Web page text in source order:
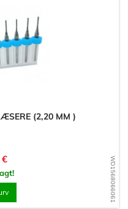
WD1568066061
(2,20 MM )